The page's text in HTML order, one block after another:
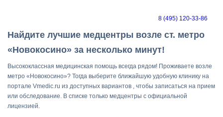
8 (495) 120-33-86
Найдите лучшие медцентры возле ст. метро
«Новокосино» за несколько минут!
Высококлассная медицинская помощь всегда рядом! Проживаете возле
метро «Новокосино»? Тогда выберите ближайшую удобную клинику на
портале Vmedic.ru из доступных вариантов , чтобы записаться на прием
или обследование. В списке только медцентры с официальной
лицензией.